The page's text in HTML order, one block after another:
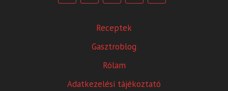
Receptek
Gasztroblog
Rólam
Adatkezelési tájékoztató